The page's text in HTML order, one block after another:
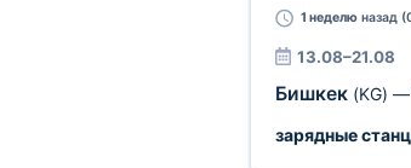
1 неделюназад
13.08–21.08
Бишкек (KG) —
зарядные